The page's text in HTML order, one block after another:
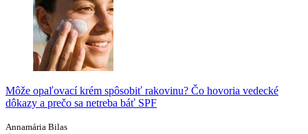
Môže opaľovací krém spôsobiť rakovinu? Čo hovoria vedecké
dôkazy a prečo sa netreba báť SPF
Annamária Bilas